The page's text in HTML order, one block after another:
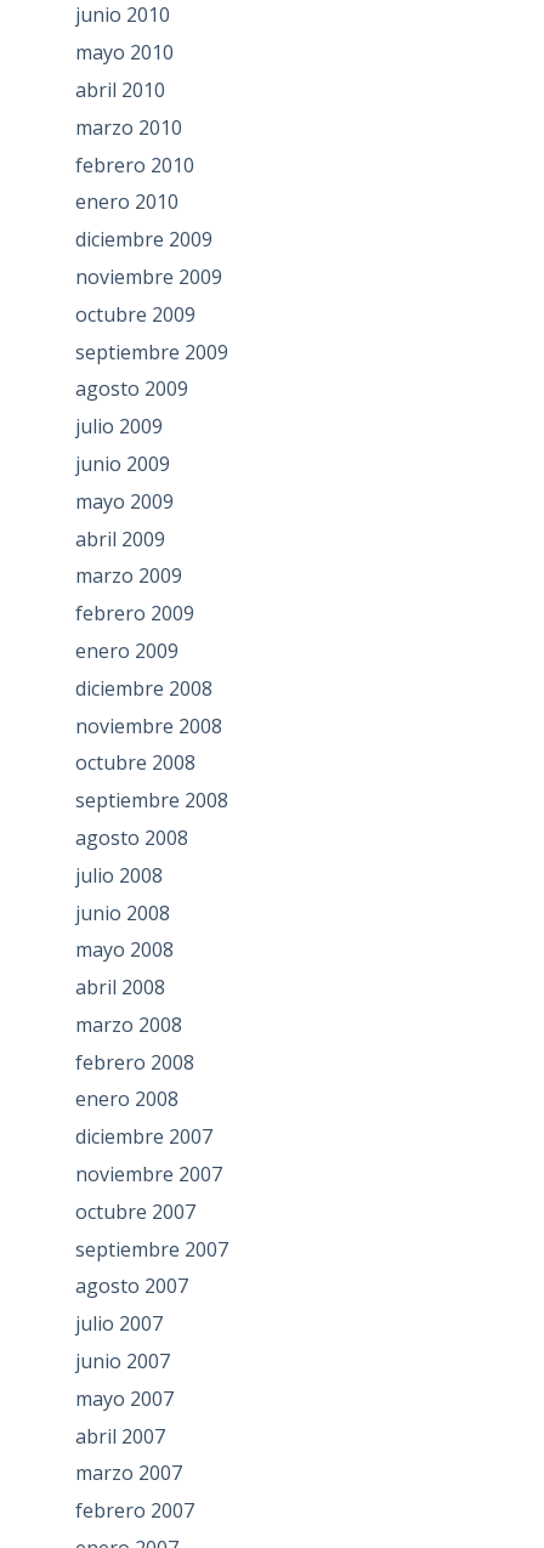
junio 2010
mayo 2010
abril 2010
marzo 2010
febrero 2010
enero 2010
diciembre 2009
noviembre 2009
octubre 2009
septiembre 2009
agosto 2009
julio 2009
junio 2009
mayo 2009
abril 2009
marzo 2009
febrero 2009
enero 2009
diciembre 2008
noviembre 2008
octubre 2008
septiembre 2008
agosto 2008
julio 2008
junio 2008
mayo 2008
abril 2008
marzo 2008
febrero 2008
enero 2008
diciembre 2007
noviembre 2007
octubre 2007
septiembre 2007
agosto 2007
julio 2007
junio 2007
mayo 2007
abril 2007
marzo 2007
febrero 2007